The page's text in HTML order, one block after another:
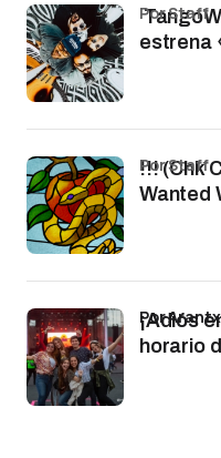
estrena
por Staff
!!! (Chk
Wanted
por Staff
¡Adiós
horario
por